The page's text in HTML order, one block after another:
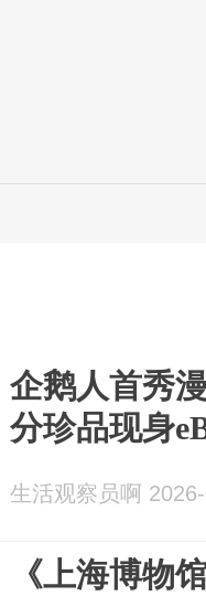
企鹅人首秀
分珍品现身
生活观察员啊
《上海博物